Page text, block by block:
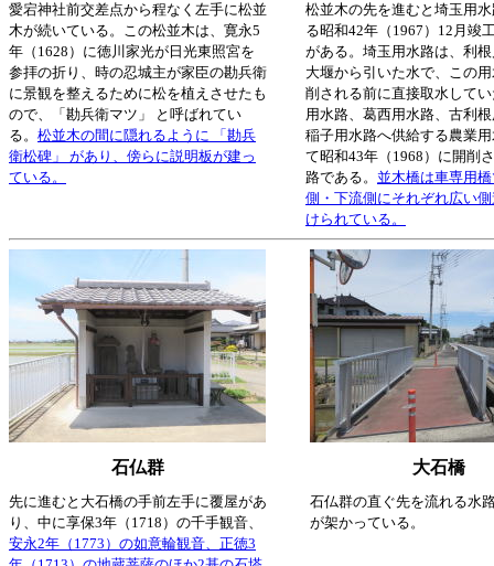
愛宕神社前交差点から程なく左手に松並
木が続いている。この松並木は、寛永5
年（1628）に徳川家光が日光東照宮を
参拝の折り、時の忍城主が家臣の勘兵衛
に景観を整えるために松を植えさせたも
ので、「勘兵衛マツ」 と呼ばれてい
る。 松並木の間に隠れるように 「勘兵
衛松碑」 があり、傍らに説明板が建っ
ている。
松並木の先を進むと埼玉用
る昭和42年（1967）12月竣
がある。埼玉用水路は、利
大堰から引いた水で、この
削される前に直接取水して
用水路、葛西用水路、古利
稲子用水路へ供給する農業
て昭和43年（1968）に開削
路である。 並木橋は車専用
側・下流側にそれぞれ広い
けられている。
石仏群 大石橋
先に進むと大石橋の手前左手に覆屋があ
り、中に享保3年（1718）の千手観音、
安永2年（1773）の如意輪観音、正徳3
石仏群の直ぐ先を流れる水
が架かっている。